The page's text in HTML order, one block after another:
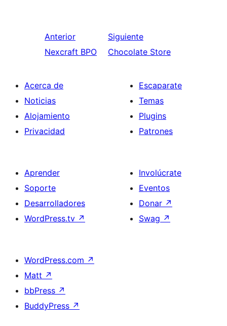
Anterior
Nexcraft BPO
Siguiente
Chocolate Store
Acerca de
Noticias
Alojamiento
Privacidad
Escaparate
Temas
Plugins
Patrones
Aprender
Soporte
Desarrolladores
WordPress.tv ↗
Involúcrate
Eventos
Donar ↗
Swag ↗
WordPress.com ↗
Matt ↗
bbPress ↗
BuddyPress ↗